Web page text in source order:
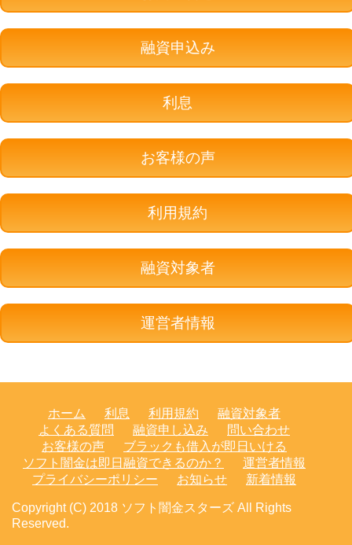
融資申込み
利息
お客様の声
利用規約
融資対象者
運営者情報
ホーム 利息 利用規約
融資対象者
よくある質問
融資申し込み
問い合わせ
お客様の声
ブラックも借入が即日いける
ソフト闇金は即日融資できるのか？
運営者情報
プライバシーポリシー
お知らせ 新着情報
Copyright (C) 2018 ソフト闇金スターズ All Rights
Reserved.